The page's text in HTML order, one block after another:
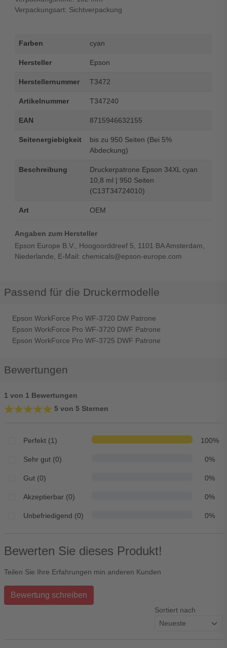
Verpackungsart: Sichtverpackung
Farben cyan
Hersteller Epson
Herstellernummer T3472
Artikelnummer T347240
EAN 8715946632155
Seitenergiebigkeit
bis zu 950 Seiten (Bei 5%
Abdeckung)
Beschreibung
Druckerpatrone Epson 34XL cyan
10,8 ml | 950 Seiten
(C13T34724010)
Art OEM
Angaben zum Hersteller
Epson Europe B.V., Hoogoorddreef 5, 1101 BA Amsterdam,
Niederlande, E-Mail: chemicals@epson-europe.com
Passend für die Druckermodelle
Epson WorkForce Pro WF-3720 DW Patrone
Epson WorkForce Pro WF-3720 DWF Patrone
Epson WorkForce Pro WF-3725 DWF Patrone
Bewertungen
1 von 1 Bewertungen
★★★★★
★★★★★ 5 von 5 Sternen
Perfekt (1) 100%
Sehr gut (0) 0%
Gut (0) 0%
Akzeptierbar (0) 0%
Unbefriedigend (0) 0%
Bewerten Sie dieses Produkt!
Teilen Sie Ihre Erfahrungen min anderen Kunden
Bewertung schreiben
Sortiert nach